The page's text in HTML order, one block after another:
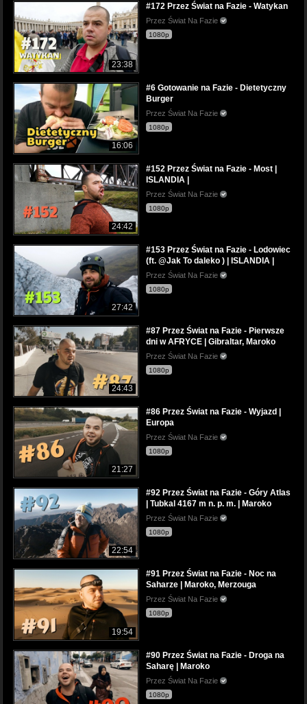
23:38
#172 Przez Świat na Fazie - Watykan
Przez Świat Na Fazie
1080p
16:06
#6 Gotowanie na Fazie - Dietetyczny
Burger
Przez Świat Na Fazie
1080p
24:42
#152 Przez Świat na Fazie - Most |
ISLANDIA |
Przez Świat Na Fazie
1080p
27:42
#153 Przez Świat na Fazie - Lodowiec
(ft. @Jak To daleko ) | ISLANDIA |
Przez Świat Na Fazie
1080p
24:43
#87 Przez Świat na Fazie - Pierwsze
dni w AFRYCE | Gibraltar, Maroko
Przez Świat Na Fazie
1080p
21:27
#86 Przez Świat na Fazie - Wyjazd |
Europa
Przez Świat Na Fazie
1080p
22:54
#92 Przez Świat na Fazie - Góry Atlas
| Tubkal 4167 m n. p. m. | Maroko
Przez Świat Na Fazie
1080p
19:54
#91 Przez Świat na Fazie - Noc na
Saharze | Maroko, Merzouga
Przez Świat Na Fazie
1080p
#90 Przez Świat na Fazie - Droga na
Saharę | Maroko
Przez Świat Na Fazie
1080p